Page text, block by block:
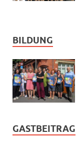
BILDUNG
GASTBEITRAG